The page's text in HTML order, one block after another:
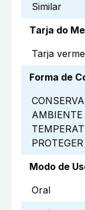
Similar
Tarja do
Tarja
Forma de
Modo de
Oral